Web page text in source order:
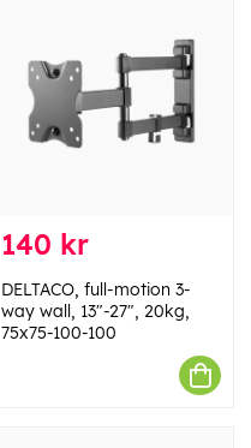
140 kr
DELTACO, full-motion 3-
way wall, 13"-27", 20kg,
75x75-100-100